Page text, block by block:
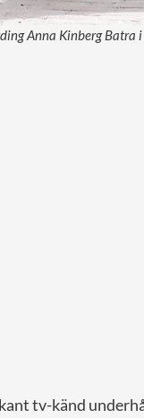
Anna Kinberg
tv-känd